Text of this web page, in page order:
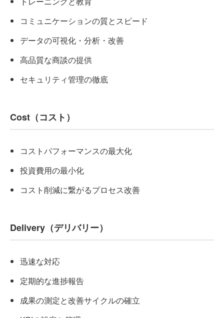
コミュニケーションの質とスピード
データの可視化・分析・改善
高品質な商談の提供
セキュリティ管理の徹底
Cost（コスト）
コストパフォーマンスの最大化
投資費用の最小化
コスト削減に繋がるプロセス改善
Delivery（デリバリー）
迅速な対応
定期的な進捗報告
成果の測定と改善サイクルの確立